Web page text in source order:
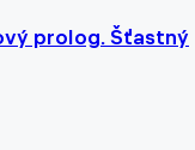
prolog. Šťastný